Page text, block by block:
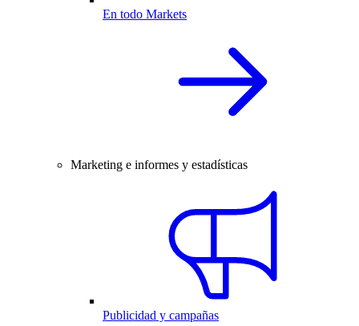
En todo Markets
Marketing e informes y estadísticas
Publicidad y campañas